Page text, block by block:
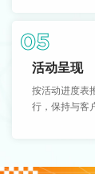
05
活动呈现
按活动进度表
行，保持与客